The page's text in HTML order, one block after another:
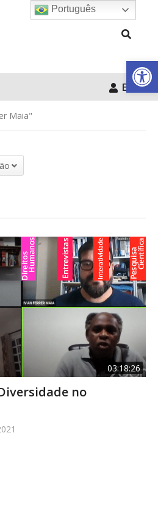
Barra de
Entrar
Maia"
03:18:26
no
Português